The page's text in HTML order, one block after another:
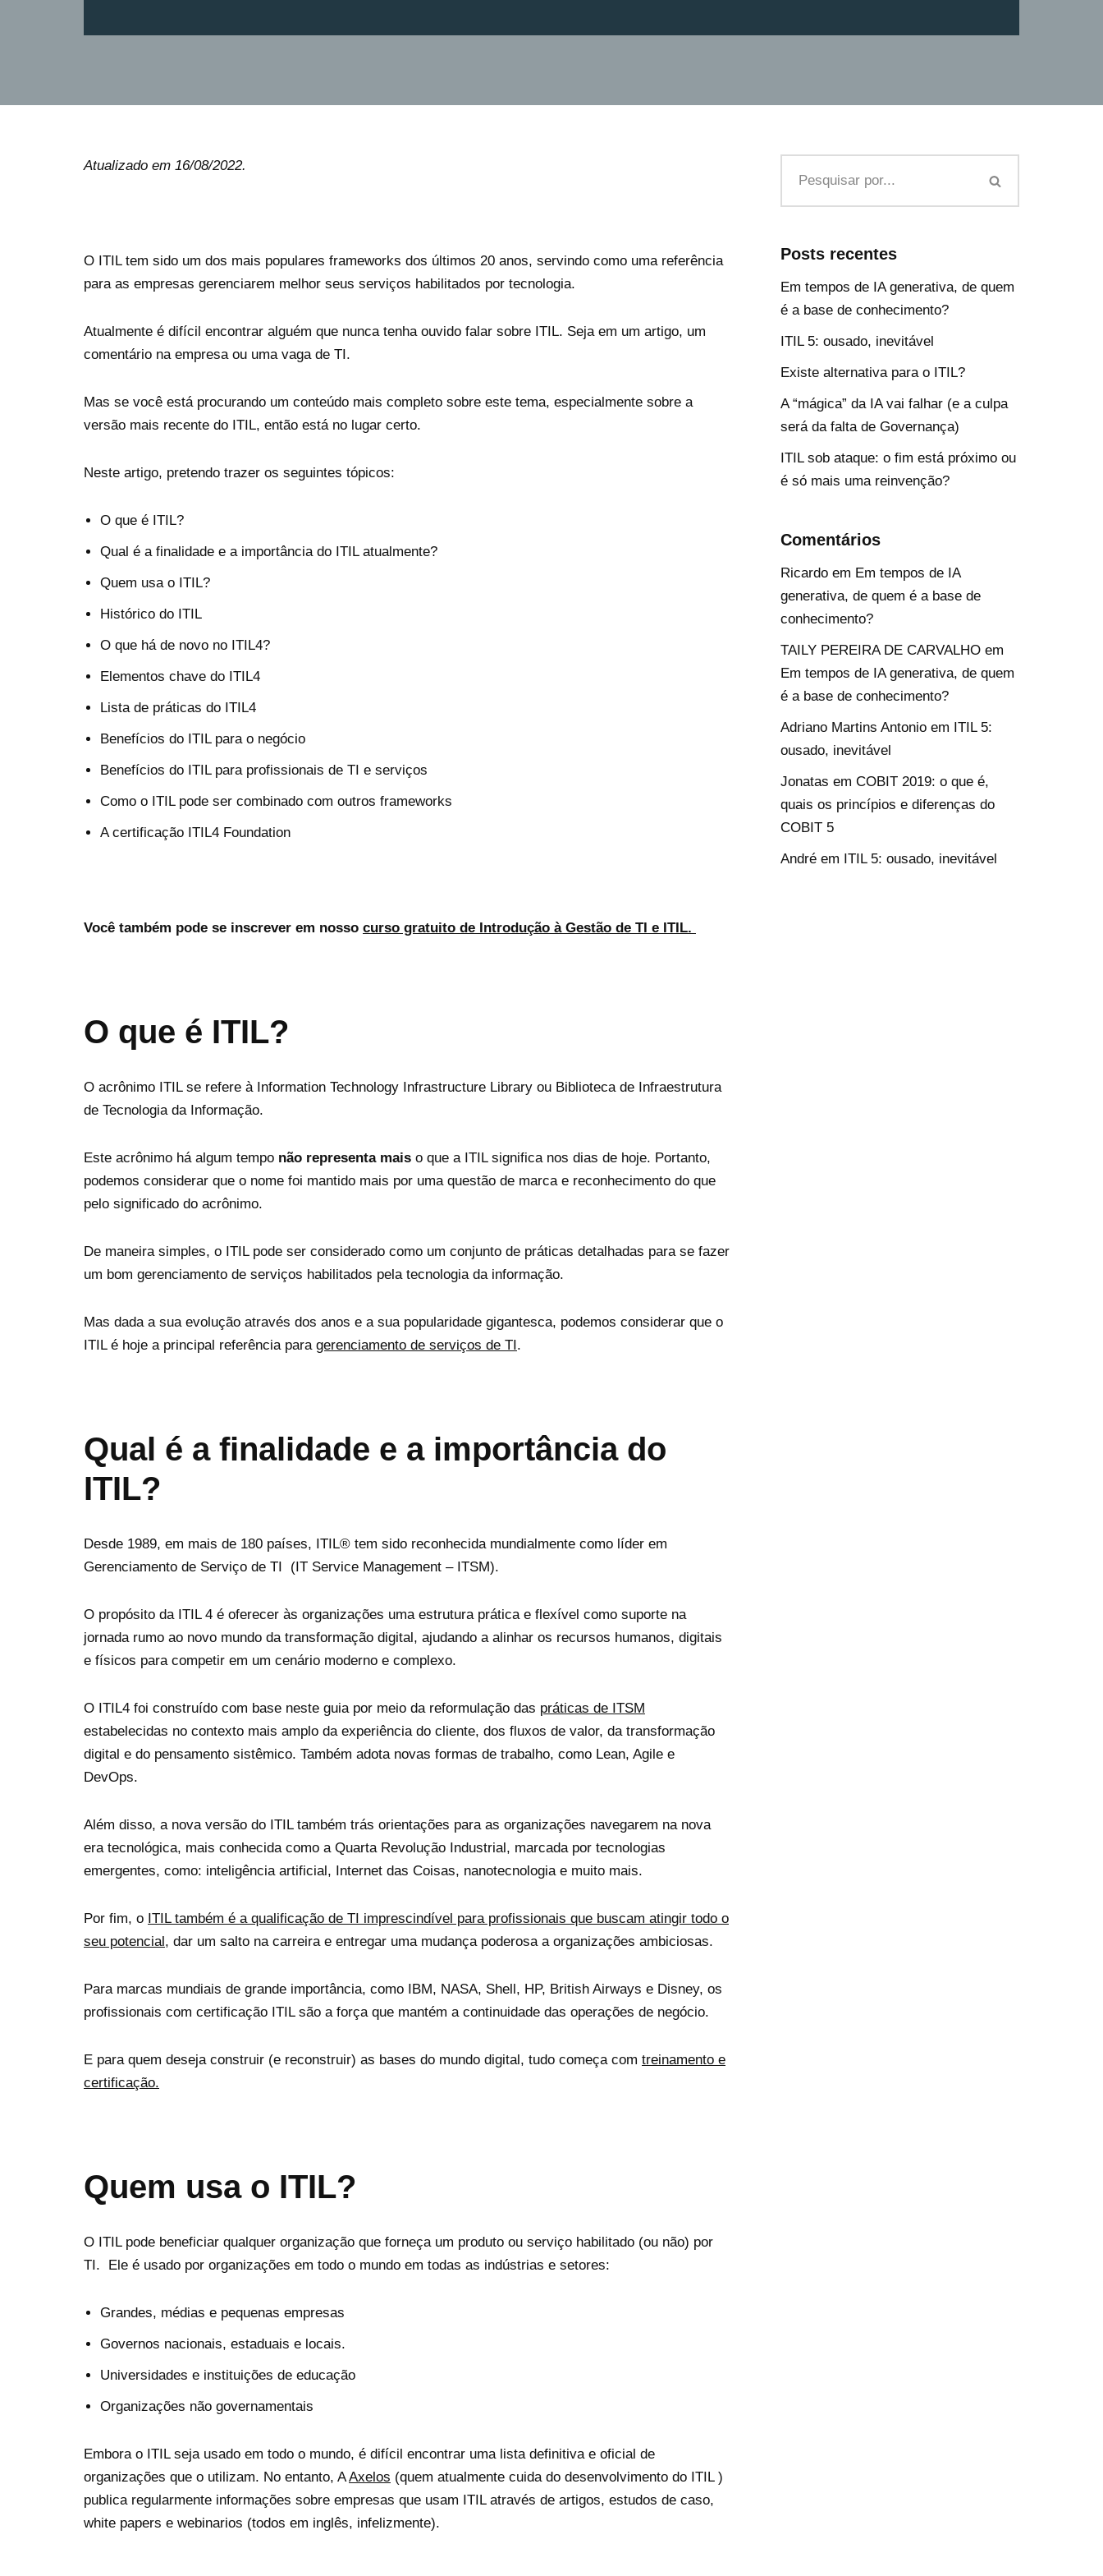
Atualizado em 16/08/2022.
O ITIL tem sido um dos mais populares frameworks dos últimos 20 anos, servindo como uma referência
para as empresas gerenciarem melhor seus serviços habilitados por tecnologia.
Atualmente é difícil encontrar alguém que nunca tenha ouvido falar sobre ITIL. Seja em um artigo, um
comentário na empresa ou uma vaga de TI.
Mas se você está procurando um conteúdo mais completo sobre este tema, especialmente sobre a
versão mais recente do ITIL, então está no lugar certo.
Neste artigo, pretendo trazer os seguintes tópicos:
O que é ITIL?
Qual é a finalidade e a importância do ITIL atualmente?
Quem usa o ITIL?
Histórico do ITIL
O que há de novo no ITIL4?
Elementos chave do ITIL4
Lista de práticas do ITIL4
Benefícios do ITIL para o negócio
Benefícios do ITIL para profissionais de TI e serviços
Como o ITIL pode ser combinado com outros frameworks
A certificação ITIL4 Foundation
Você também pode se inscrever em nosso curso gratuito de Introdução à Gestão de TI e ITIL.
O que é ITIL?
O acrônimo ITIL se refere à Information Technology Infrastructure Library ou Biblioteca de Infraestrutura
de Tecnologia da Informação.
Este acrônimo há algum tempo não representa mais o que a ITIL significa nos dias de hoje. Portanto,
podemos considerar que o nome foi mantido mais por uma questão de marca e reconhecimento do que
pelo significado do acrônimo.
De maneira simples, o ITIL pode ser considerado como um conjunto de práticas detalhadas para se fazer
um bom gerenciamento de serviços habilitados pela tecnologia da informação.
Mas dada a sua evolução através dos anos e a sua popularidade gigantesca, podemos considerar que o
ITIL é hoje a principal referência para gerenciamento de serviços de TI.
Qual é a finalidade e a importância do
ITIL?
Desde 1989, em mais de 180 países, ITIL® tem sido reconhecida mundialmente como líder em
Gerenciamento de Serviço de TI (IT Service Management – ITSM).
O propósito da ITIL 4 é oferecer às organizações uma estrutura prática e flexível como suporte na
jornada rumo ao novo mundo da transformação digital, ajudando a alinhar os recursos humanos, digitais
e físicos para competir em um cenário moderno e complexo.
O ITIL4 foi construído com base neste guia por meio da reformulação das práticas de ITSM
estabelecidas no contexto mais amplo da experiência do cliente, dos fluxos de valor, da transformação
digital e do pensamento sistêmico. Também adota novas formas de trabalho, como Lean, Agile e
DevOps.
Além disso, a nova versão do ITIL também trás orientações para as organizações navegarem na nova
era tecnológica, mais conhecida como a Quarta Revolução Industrial, marcada por tecnologias
emergentes, como: inteligência artificial, Internet das Coisas, nanotecnologia e muito mais.
Por fim, o ITIL também é a qualificação de TI imprescindível para profissionais que buscam atingir todo o
seu potencial, dar um salto na carreira e entregar uma mudança poderosa a organizações ambiciosas.
Para marcas mundiais de grande importância, como IBM, NASA, Shell, HP, British Airways e Disney, os
profissionais com certificação ITIL são a força que mantém a continuidade das operações de negócio.
E para quem deseja construir (e reconstruir) as bases do mundo digital, tudo começa com treinamento e
certificação.
Quem usa o ITIL?
O ITIL pode beneficiar qualquer organização que forneça um produto ou serviço habilitado (ou não) por
TI. Ele é usado por organizações em todo o mundo em todas as indústrias e setores:
Grandes, médias e pequenas empresas
Governos nacionais, estaduais e locais.
Universidades e instituições de educação
Organizações não governamentais
Embora o ITIL seja usado em todo o mundo, é difícil encontrar uma lista definitiva e oficial de
organizações que o utilizam. No entanto, AAxelos (quem atualmente cuida do desenvolvimento do ITIL )
publica regularmente informações sobre empresas que usam ITIL através de artigos, estudos de caso,
white papers e webinarios (todos em inglês, infelizmente).
Posts recentes
Em tempos de IA generativa, de quem
é a base de conhecimento?
ITIL 5: ousado, inevitável
Existe alternativa para o ITIL?
A “mágica” da IA vai falhar (e a culpa
será da falta de Governança)
ITIL sob ataque: o fim está próximo ou
é só mais uma reinvenção?
Comentários
Ricardo em Em tempos de IA
generativa, de quem é a base de
conhecimento?
TAILY PEREIRA DE CARVALHO em
Em tempos de IA generativa, de quem
é a base de conhecimento?
Adriano Martins Antonio em ITIL 5:
ousado, inevitável
Jonatas em COBIT 2019: o que é,
quais os princípios e diferenças do
COBIT 5
André em ITIL 5: ousado, inevitável